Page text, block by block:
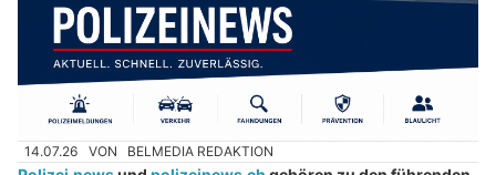
14.07.26 VON BELMEDIA REDAKTION